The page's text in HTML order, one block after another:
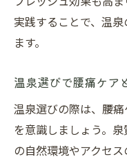
実践することで、温
ます。
温泉選びで腰痛ケア
温泉選びの際は、腰
を意識しましょう。
の自然環境やアクセ